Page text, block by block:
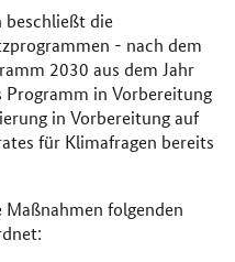
beschließt die
- nach dem
2030 aus dem Jahr
in Vorbereitung
in Vorbereitung auf
für Klimafragen bereits
folgenden